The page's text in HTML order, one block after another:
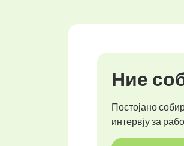
Ние
Постојано
интервју за